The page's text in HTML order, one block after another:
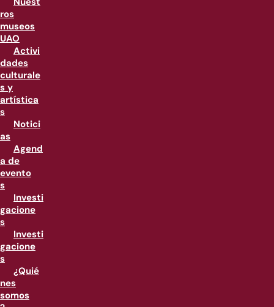
ros
museos
UAO
Activi
dades
culturale
s y
artística
s
Notici
as
Agend
a de
evento
s
Investi
gacione
s
Investi
gacione
s
¿Quié
nes
somos